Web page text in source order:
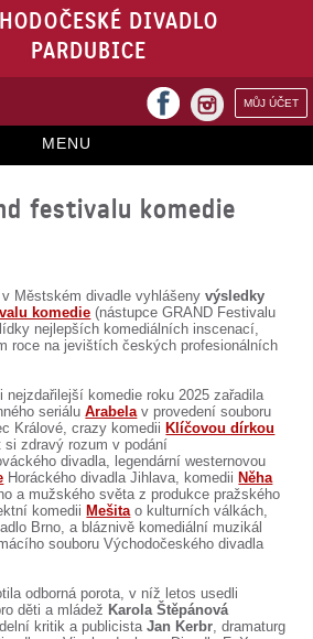
DIVADLO
PARDUBICE
MŮJ ÚČET
facebook
MENU
VSTUPENKY
KONTAKTY
O DIVADLE
SOUBOR
DÁLE NABÍZÍME
festivalu komedie
Městském divadle vyhlášenyvýsledky
komedie (nástupce GRAND Festivalu
nejlepších komediálních inscenací,
roce na jevištích českých profesionálních
nejzdařilejší komedie roku 2025 zařadila
seriáluArabelav provedení souboru
Králové, crazy komedii Klíčovou dírkou
si zdravý rozum v podání
divadla, legendární westernovou
Horáckého divadla Jihlava, komedii Něha
a mužského světa z produkce pražského
komedii Mešitao kulturních válkách,
Brno, a bláznivě komediální muzikál
souboru Východočeského divadla
odborná porota, v níž letos usedli
děti a mládež Karola Štěpánová
kritik a publicistaJan Kerbr, dramaturg